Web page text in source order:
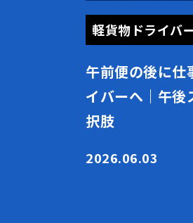
軽貨物ドライバ
午前便の後に仕
イバーへ｜午後
択肢
2026.06.03